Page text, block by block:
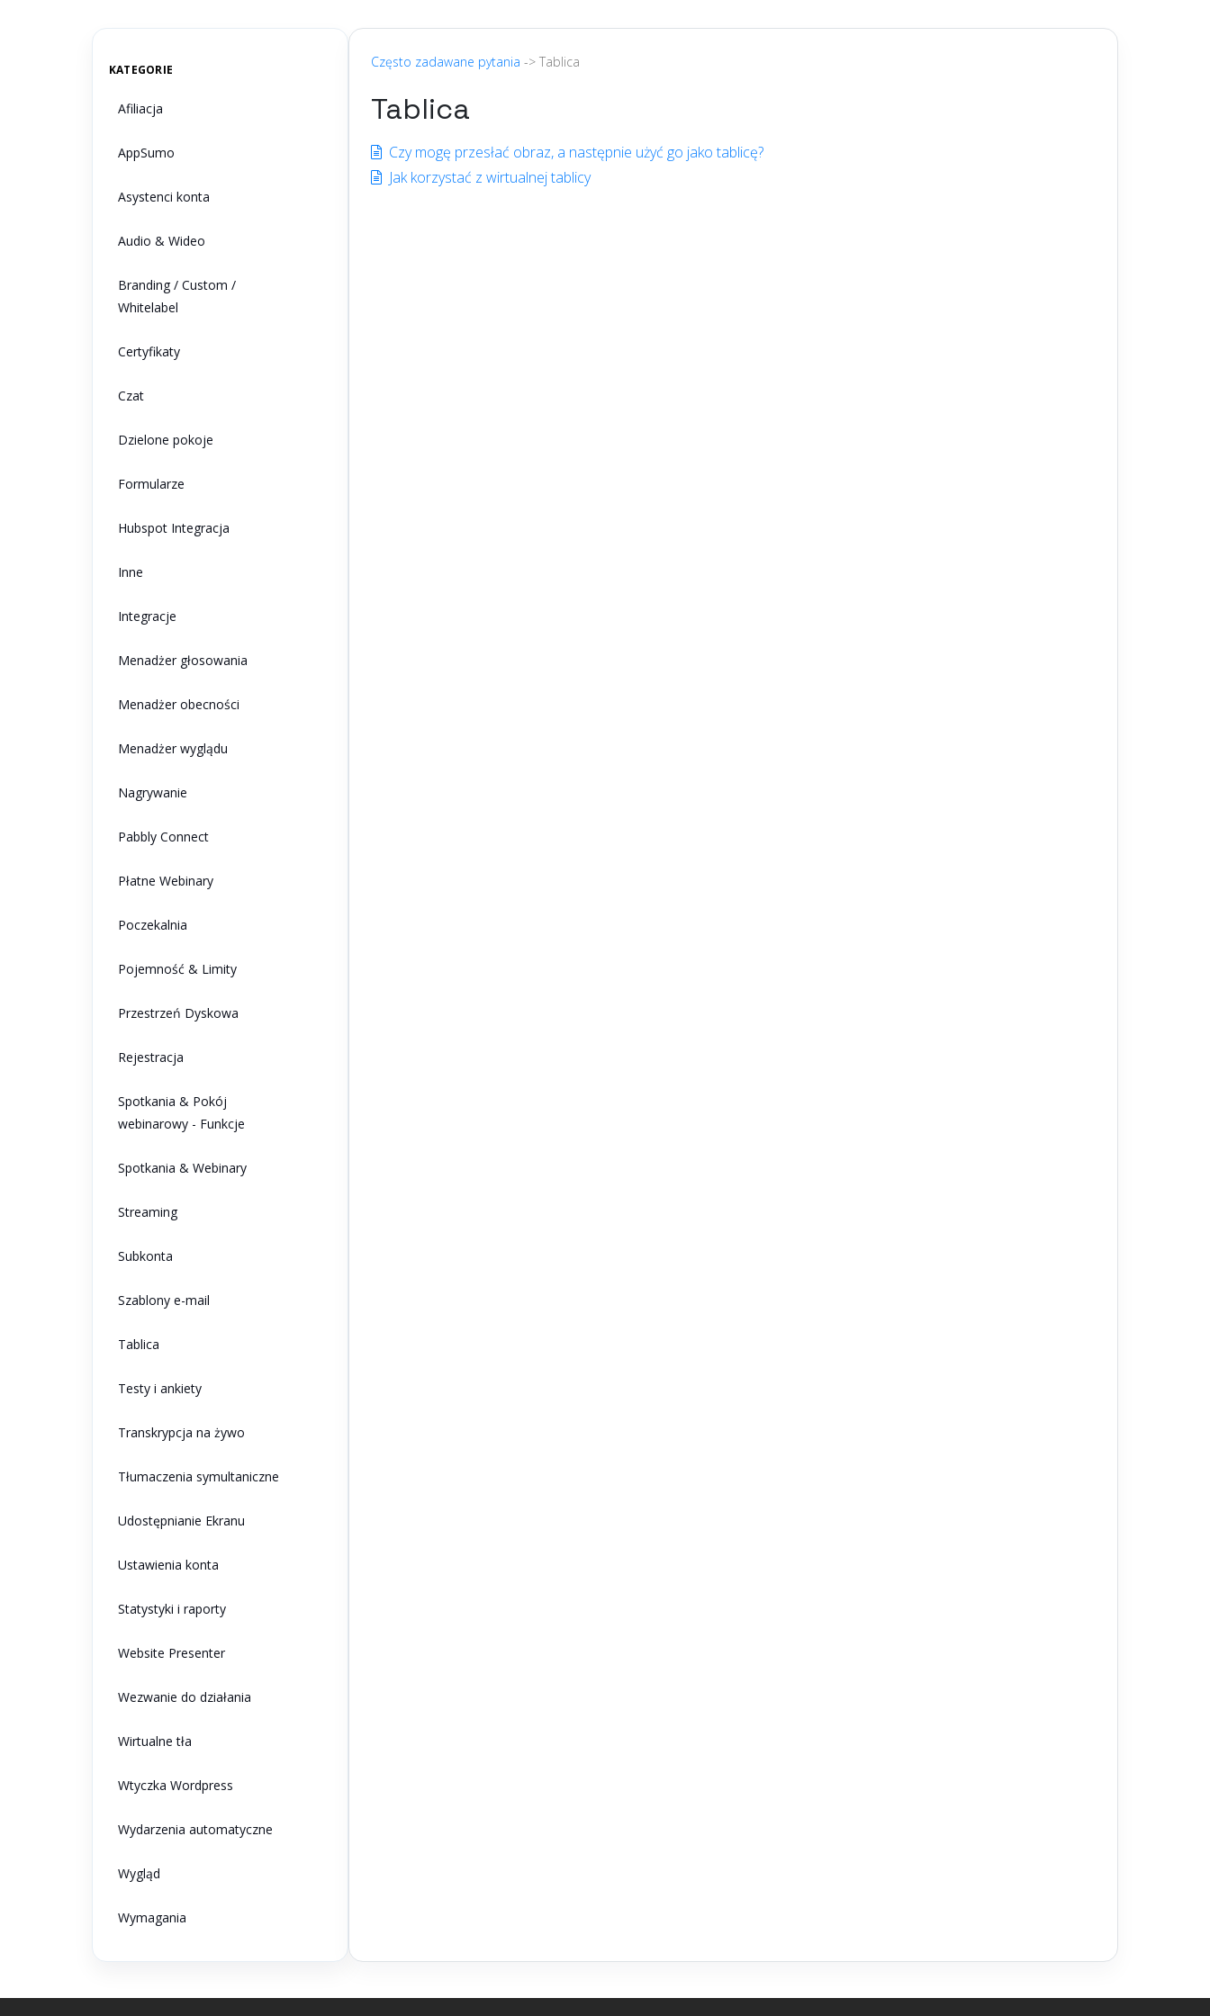
znaleźć
KATEGORIE
Afiliacja
AppSumo
Asystenci konta
Audio & Wideo
Branding / Custom /
Whitelabel
Certyfikaty
Czat
Dzielone pokoje
Formularze
Hubspot Integracja
Inne
Integracje
Menadżer głosowania
Menadżer obecności
Menadżer wyglądu
Nagrywanie
Pabbly Connect
Płatne Webinary
Poczekalnia
Pojemność & Limity
Przestrzeń Dyskowa
Rejestracja
Spotkania & Pokój
webinarowy - Funkcje
Spotkania & Webinary
Streaming
Subkonta
Szablony e-mail
Tablica
Testy i ankiety
Transkrypcja na żywo
Tłumaczenia symultaniczne
Udostępnianie Ekranu
Ustawienia konta
Statystyki i raporty
Website Presenter
Wezwanie do działania
Wirtualne tła
Wtyczka Wordpress
Wydarzenia automatyczne
Wygląd
Wymagania
Często zadawane pytania -> Tablica
Tablica
Czy mogę przesłać obraz, a następnie użyć go jako tablicę?
Jak korzystać z wirtualnej tablicy